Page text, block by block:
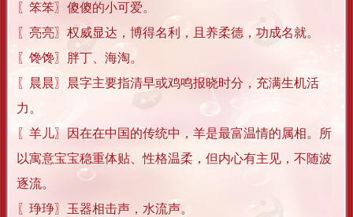
〖笨笨〗傻傻的小可爱。
〖亮亮〗权威显达，博得名利，且养柔德，功成名就。
〖馋馋〗胖丁、海淘。
〖晨晨〗晨字主要指清早或鸡鸣报晓时分，充满生机活
力。
〖羊儿〗因在在中国的传统中，羊是最富温情的属相。所
以寓意宝宝稳重体贴、性格温柔，但内心有主见，不随波
逐流。
〖琤琤〗玉器相击声，水流声。